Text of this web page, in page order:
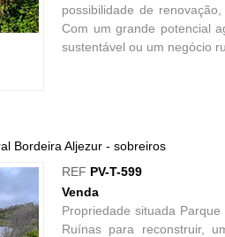
possibilidade de
Com um grande potencial
sustentável ou um negócio
Bordeira Aljezur - sobreiros
REF PV-T-599
Venda
Propriedade situada
Ruínas para reconstruir,